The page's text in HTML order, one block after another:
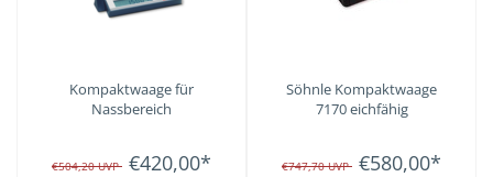
Kompaktwaage für
Nassbereich
€504,20UVP €420,00*
Söhnle Kompaktwaage
7170 eichfähig
€747,70UVP €580,00*